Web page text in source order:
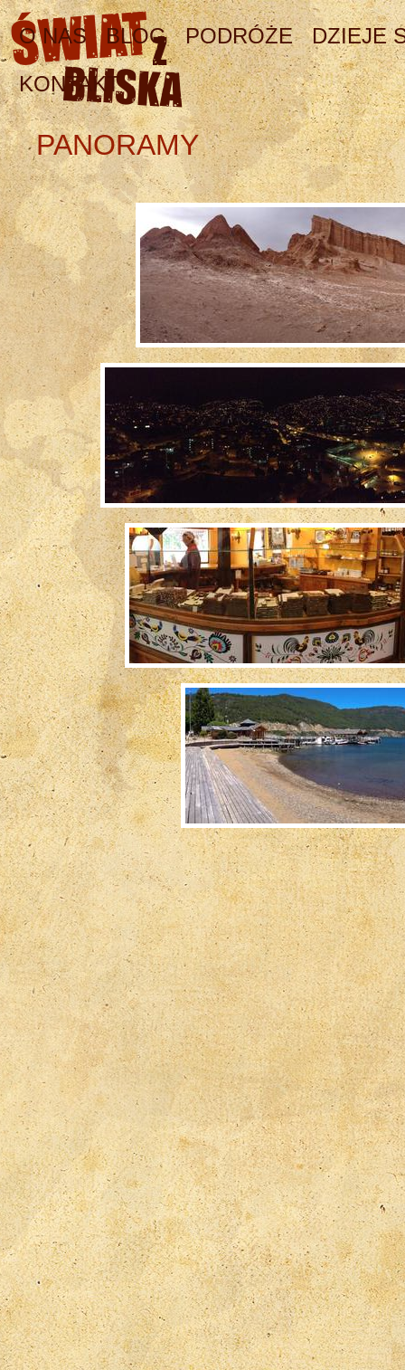
O NAS BLOG PODRÓŻE
DZIEJE
KONTAKT
PANORAMY